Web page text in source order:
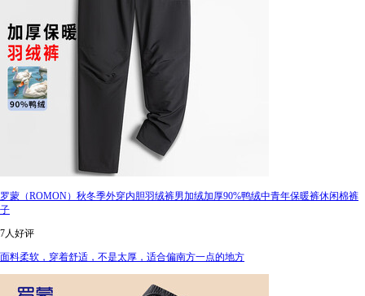
罗蒙（ROMON）秋冬季外穿内胆羽绒裤男加绒加厚90%鸭绒中青年保暖裤休闲棉裤
子
7人好评
面料柔软，穿着舒适，不是太厚，适合偏南方一点的地方